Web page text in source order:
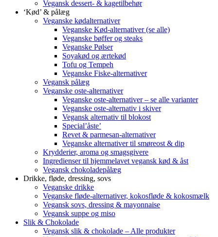
Vegansk dessert- & kagetilbehør
‘Kød’ & pålæg
Veganske kødalternativer
Veganske Kød-alternativer (se alle)
Veganske bøffer og steaks
Veganske Pølser
Soyakød og ærtekød
Tofu og Tempeh
Veganske Fiske-alternativer
Vegansk pålæg
Veganske oste-alternativer
Veganske oste-alternativer – se alle varianter
Veganske oste-alternativ i skiver
Vegansk alternativ til blokost
Special’åste’
Revet & parmesan-alternativer
Veganske alternativer til smøreost & dip
Krydderier, aroma og smagsgivere
Ingredienser til hjemmelavet vegansk kød & åst
Vegansk chokoladepålæg
Drikke, fløde, dressing, sovs
Veganske drikke
Veganske fløde-alternativer, kokosfløde & kokosmælk
Vegansk sovs, dressing & mayonnaise
Vegansk suppe og miso
Slik & Chokolade
Vegansk slik & chokolade – Alle produkter